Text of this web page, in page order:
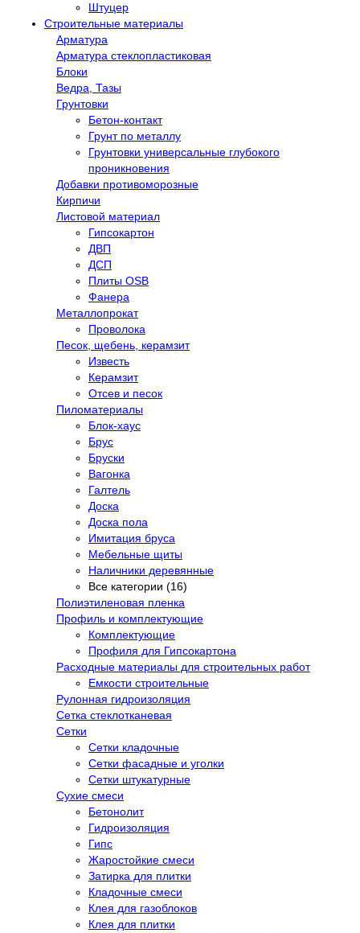
Штуцер
Строительные материалы
Арматура
Арматура стеклопластиковая
Блоки
Ведра, Тазы
Грунтовки
Бетон-контакт
Грунт по металлу
Грунтовки универсальные глубокого
проникновения
Добавки противоморозные
Кирпичи
Листовой материал
Гипсокартон
ДВП
ДСП
Плиты OSB
Фанера
Металлопрокат
Проволока
Песок, щебень, керамзит
Известь
Керамзит
Отсев и песок
Пиломатериалы
Блок-хаус
Брус
Бруски
Вагонка
Галтель
Доска
Доска пола
Имитация бруса
Мебельные щиты
Наличники деревянные
Все категории (16)
Полиэтиленовая пленка
Профиль и комплектующие
Комплектующие
Профиля для Гипсокартона
Расходные материалы для строительных работ
Емкости строительные
Рулонная гидроизоляция
Сетка стеклотканевая
Сетки
Сетки кладочные
Сетки фасадные и уголки
Сетки штукатурные
Сухие смеси
Бетонолит
Гидроизоляция
Гипс
Жаростойкие смеси
Затирка для плитки
Кладочные смеси
Клея для газоблоков
Клея для плитки